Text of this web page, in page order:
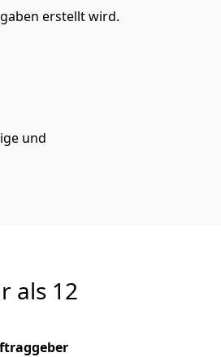
erstellt wird.
und
als 12